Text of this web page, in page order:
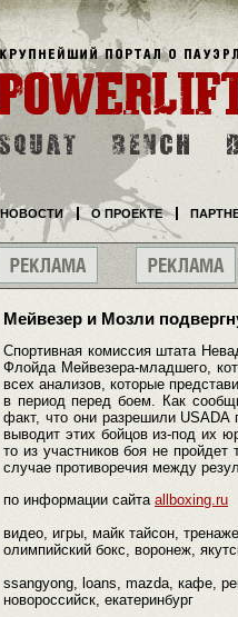
Мейвезер и Мозли
Спортивная комиссия штата
Флойда Мейвезера-младшего,
всех анализов, которые
в период перед боем. Как
факт, что они разрешили
выводит этих бойцов из-под их
то из участников боя не пройдет
случае противоречия между
по информации сайта allboxing.ru
видео, игры, майк тайсон,
олимпийский бокс, воронеж,
ssangyong, loans, mazda, кафе,
новороссийск, екатеринбург
НОВОСТИ О ПРОЕКТЕ